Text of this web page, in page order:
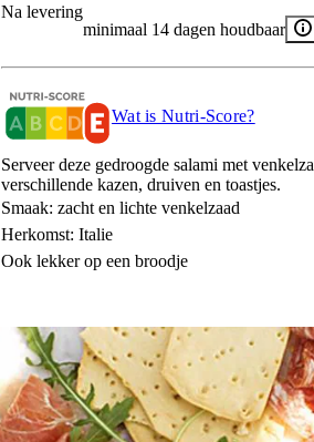
Na levering
minimaal 14 dagen houdbaar
Wat is Nutri-Score?
Serveer deze gedroogde salami met
verschillende kazen, druiven en toastjes.
Smaak: zacht en lichte venkelzaad
Herkomst: Italie
Ook lekker op een broodje